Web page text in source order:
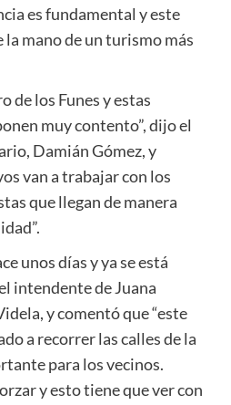
es fundamental y este
mano de un turismo más
de los Funes y estas
muy contento”, dijo el
Damián Gómez, y
van a trabajar con los
que llegan de manera
unos días y ya se está
intendente de Juana
y comentó que “este
a recorrer las calles de la
para los vecinos.
y esto tiene que ver con